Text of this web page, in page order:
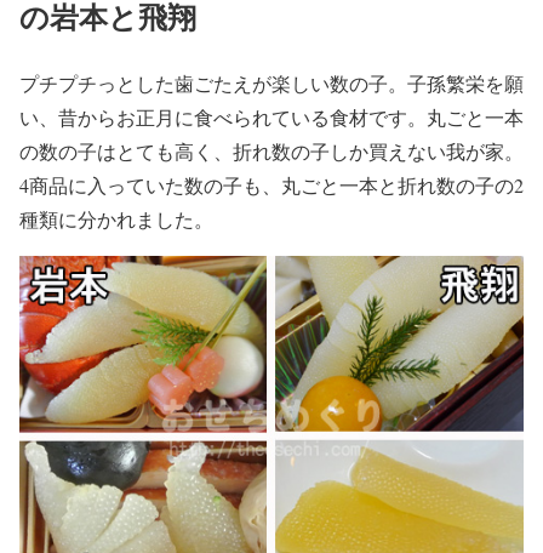
の岩本と飛翔
プチプチっとした歯ごたえが楽しい数の子。子孫繁栄を願
い、昔からお正月に食べられている食材です。丸ごと一本
の数の子はとても高く、折れ数の子しか買えない我が家。
4商品に入っていた数の子も、丸ごと一本と折れ数の子の2
種類に分かれました。